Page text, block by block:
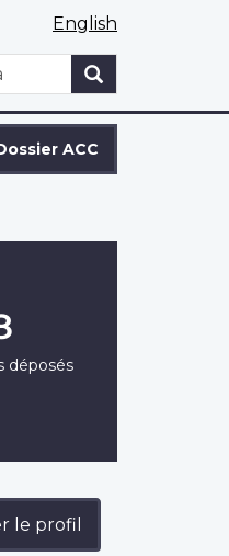
English
ACC
déposés
le profil